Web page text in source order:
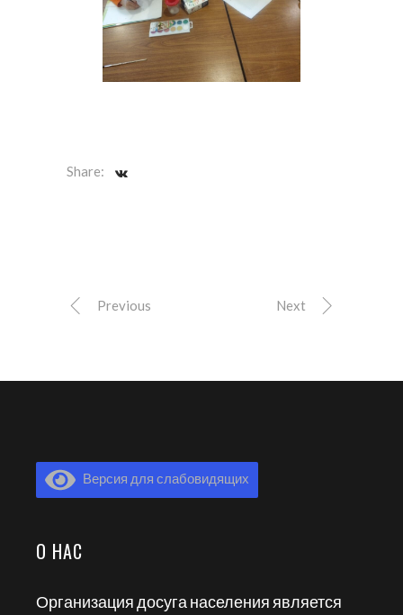
Share:
Previous Next
Версия для слабовидящих
О НАС
Организация досуга населения является